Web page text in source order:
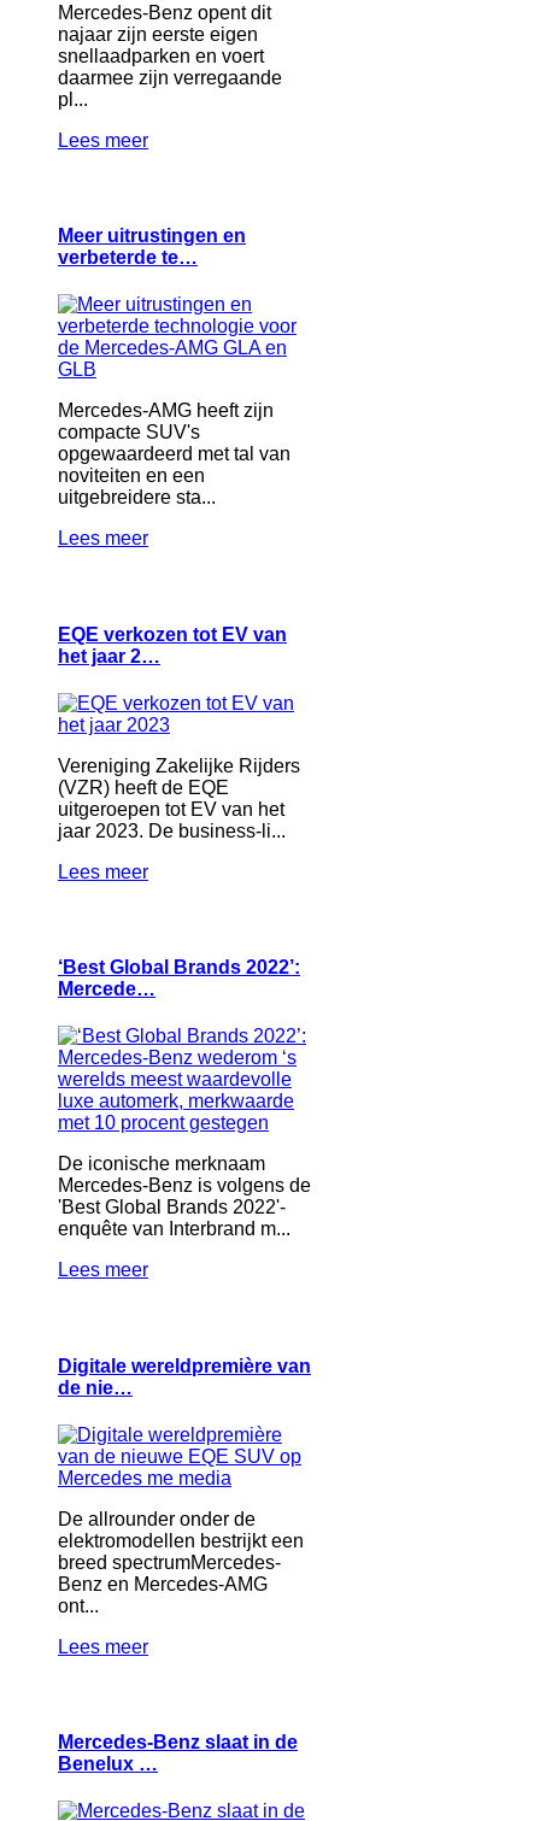
Mercedes-Benz opent dit
najaar zijn eerste eigen
snellaadparken en voert
daarmee zijn verregaande
pl...
Lees meer
Meer uitrustingen en
verbeterde te…
Mercedes-AMG heeft zijn
compacte SUV's
opgewaardeerd met tal van
noviteiten en een
uitgebreidere sta...
Lees meer
EQE verkozen tot EV van
het jaar 2…
Vereniging Zakelijke Rijders
(VZR) heeft de EQE
uitgeroepen tot EV van het
jaar 2023. De business-li...
Lees meer
‘Best Global Brands 2022’:
Mercede…
De iconische merknaam
Mercedes-Benz is volgens de
'Best Global Brands 2022'-
enquête van Interbrand m...
Lees meer
Digitale wereldpremière van
de nie…
De allrounder onder de
elektromodellen bestrijkt een
breed spectrumMercedes-
Benz en Mercedes-AMG
ont...
Lees meer
Mercedes-Benz slaat in de
Benelux …